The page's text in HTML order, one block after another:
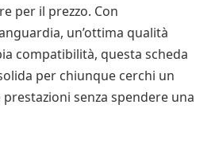
per il prezzo. Con
un’ottima qualità
compatibilità, questa scheda
per chiunque cerchi un
senza spendere una